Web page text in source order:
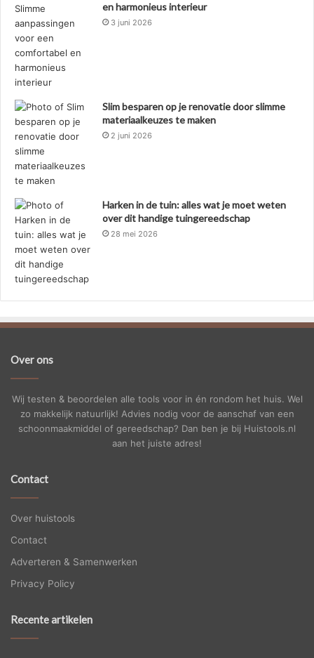
en harmonieus interieur
3 juni 2026
Slim besparen op je renovatie door slimme
materiaalkeuzes te maken
2 juni 2026
Harken in de tuin: alles wat je moet weten
over dit handige tuingereedschap
28 mei 2026
Over ons
Wij testen & beoordelen alle tools voor in én rondom het huis. Wel
zo makkelijk natuurlijk! Advies nodig voor de aanschaf van een
schoonmaakmiddel of gereedschap? Dan ben je bij Huistools.nl
aan het juiste adres!
Contact
Over huistools
Contact
Adverteren & Samenwerken
Privacy Policy
Recente artikelen